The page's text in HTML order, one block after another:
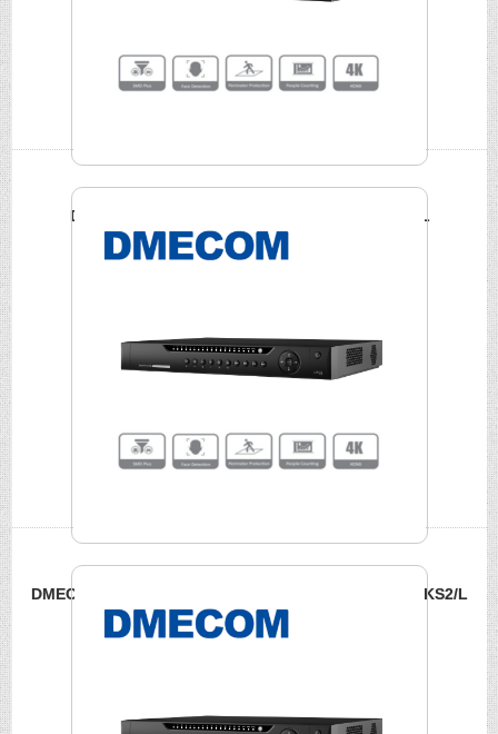
DMECOM 8路4K網路NVR DME-NVR-4208-4KS2/L
DMECOM 16路PoE 4K網路NVR DME-NVR-4216-16P-4KS2/L